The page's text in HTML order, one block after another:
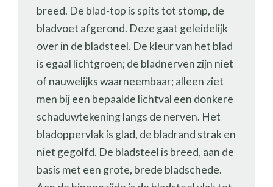
breed. De blad-top is spits tot stomp, de
bladvoet afgerond. Deze gaat geleidelijk
over in de bladsteel. De kleur van het blad
is egaal lichtgroen; de bladnerven zijn niet
of nauwelijks waarneembaar; alleen ziet
men bij een bepaalde lichtval een donkere
schaduwtekening langs de nerven. Het
bladoppervlak is glad, de bladrand strak en
niet gegolfd. De bladsteel is breed, aan de
basis met een grote, brede bladschede.